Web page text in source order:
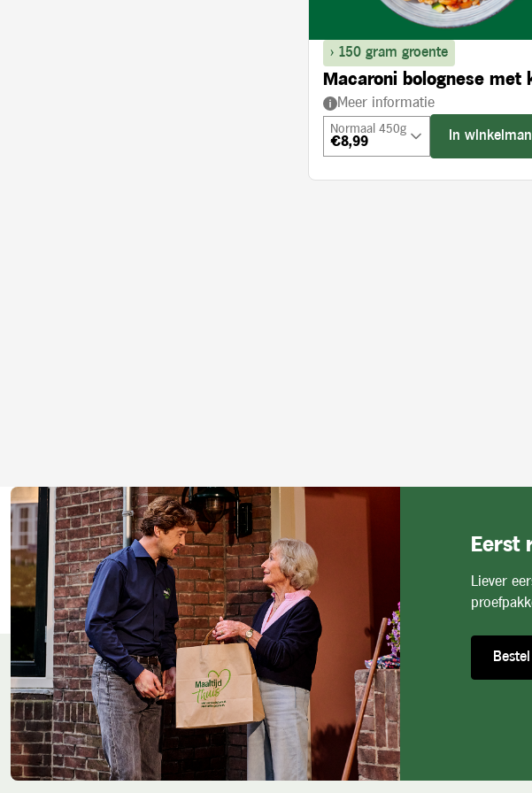
> 150 gram groente
Macaroni bolognese met
Meer informatie
Normaal 450g
€8,99 In
Eerst
Liever